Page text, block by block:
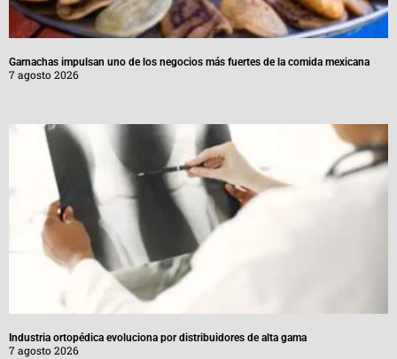
Garnachas impulsan uno de los negocios más fuertes de la comida mexicana
7 agosto 2026
Industria ortopédica evoluciona por distribuidores de alta gama
7 agosto 2026